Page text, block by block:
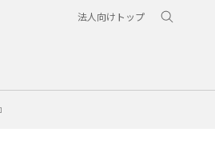
法人向けトップ